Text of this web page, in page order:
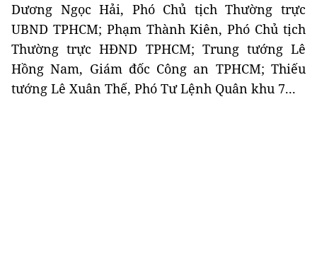
Dương Ngọc Hải, Phó Chủ tịch Thường trực
UBND TPHCM; Phạm Thành Kiên, Phó Chủ tịch
Thường trực HĐND TPHCM; Trung tướng Lê
Hồng Nam, Giám đốc Công an TPHCM; Thiếu
tướng Lê Xuân Thế, Phó Tư Lệnh Quân khu 7...